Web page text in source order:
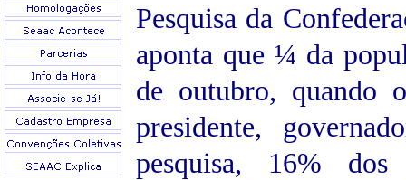
Pesquisa da
aponta que ¼ da
de outubro, quando
presidente,
pesquisa, 16% dos